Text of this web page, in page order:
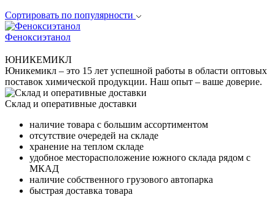
Сортировать по популярности
Феноксиэтанол
ЮНИКЕМИКЛ
Юникемикл – это 15 лет успешной работы в области оптовых
поставок химической продукции. Наш опыт – ваше доверие.
Склад и оперативные доставки
наличие товара с большим ассортиментом
отсутствие очередей на складе
хранение на теплом складе
удобное месторасположение южного склада рядом с
МКАД
наличие собственного грузового автопарка
быстрая доставка товара